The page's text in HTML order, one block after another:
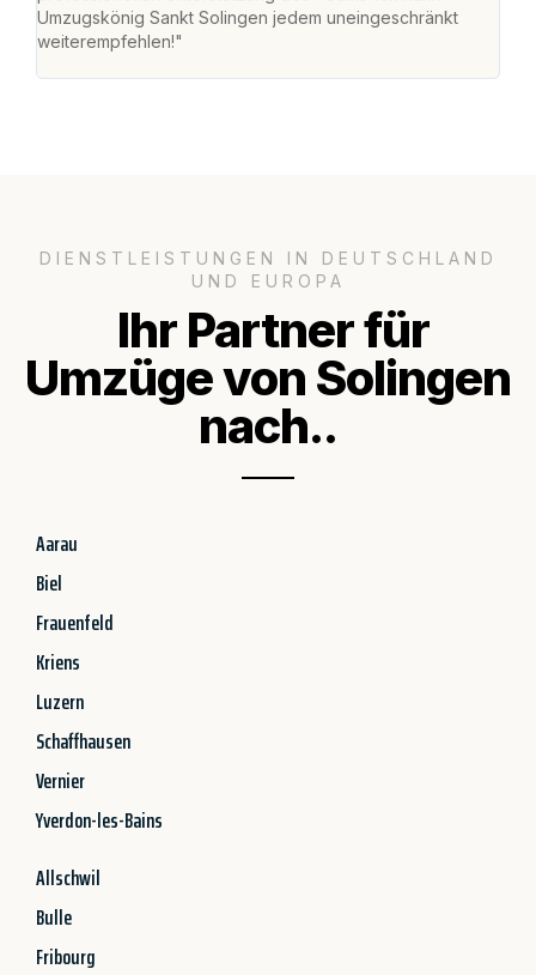
Umzugskönig Sankt Solingen jedem uneingeschränkt
weiterempfehlen!"
DIENSTLEISTUNGEN IN DEUTSCHLAND
UND EUROPA
Ihr Partner für
Umzüge von Solingen
nach..
Aarau
Biel
Frauenfeld
Kriens
Luzern
Schaffhausen
Vernier
Yverdon-les-Bains
Allschwil
Bulle
Fribourg